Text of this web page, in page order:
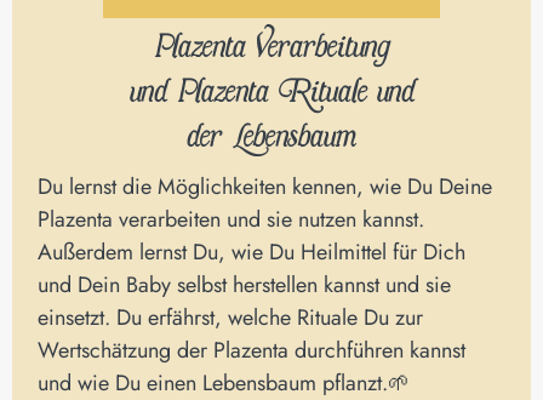
Plazenta Verarbeitung
und Plazenta Rituale und
der Lebensbaum
Du lernst die Möglichkeiten kennen, wie Du Deine
Plazenta verarbeiten und sie nutzen kannst.
Außerdem lernst Du, wie Du Heilmittel für Dich
und Dein Baby selbst herstellen kannst und sie
einsetzt. Du erfährst, welche Rituale Du zur
Wertschätzung der Plazenta durchführen kannst
und wie Du einen Lebensbaum pflanzt.🌱